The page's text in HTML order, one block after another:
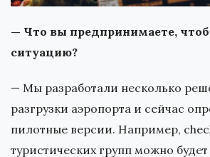
— Что вы предпринимаете,
ситуацию?
— Мы разработали несколько
разгрузки аэропорта и сейчас
пилотные версии. Например,
туристических групп можно